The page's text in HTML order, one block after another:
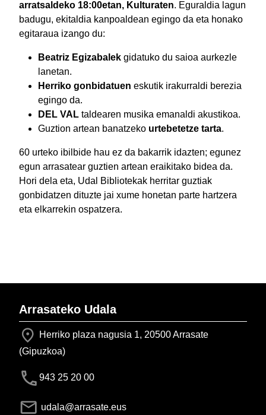
arratsaldeko 18:00etan, Kulturaten. Eguraldia lagun
badugu, ekitaldia kanpoaldean egingo da eta honako
egitaraua izango du:
Beatriz Egizabalek gidatuko du saioa aurkezle
lanetan.
Herriko gonbidatuen eskutik irakurraldi berezia
egingo da.
DEL VAL taldearen musika emanaldi akustikoa.
Guztion artean banatzeko urtebetetze tarta.
60 urteko ibilbide hau ez da bakarrik idazten; egunez
egun arrasatear guztien artean eraikitako bidea da.
Hori dela eta, Udal Bibliotekak herritar guztiak
gonbidatzen dituzte jai xume honetan parte hartzera
eta elkarrekin ospatzera.
Arrasateko Udala
Herriko plaza nagusia 1, 20500 Arrasate
(Gipuzkoa)
943 25 20 00
udala@arrasate.eus